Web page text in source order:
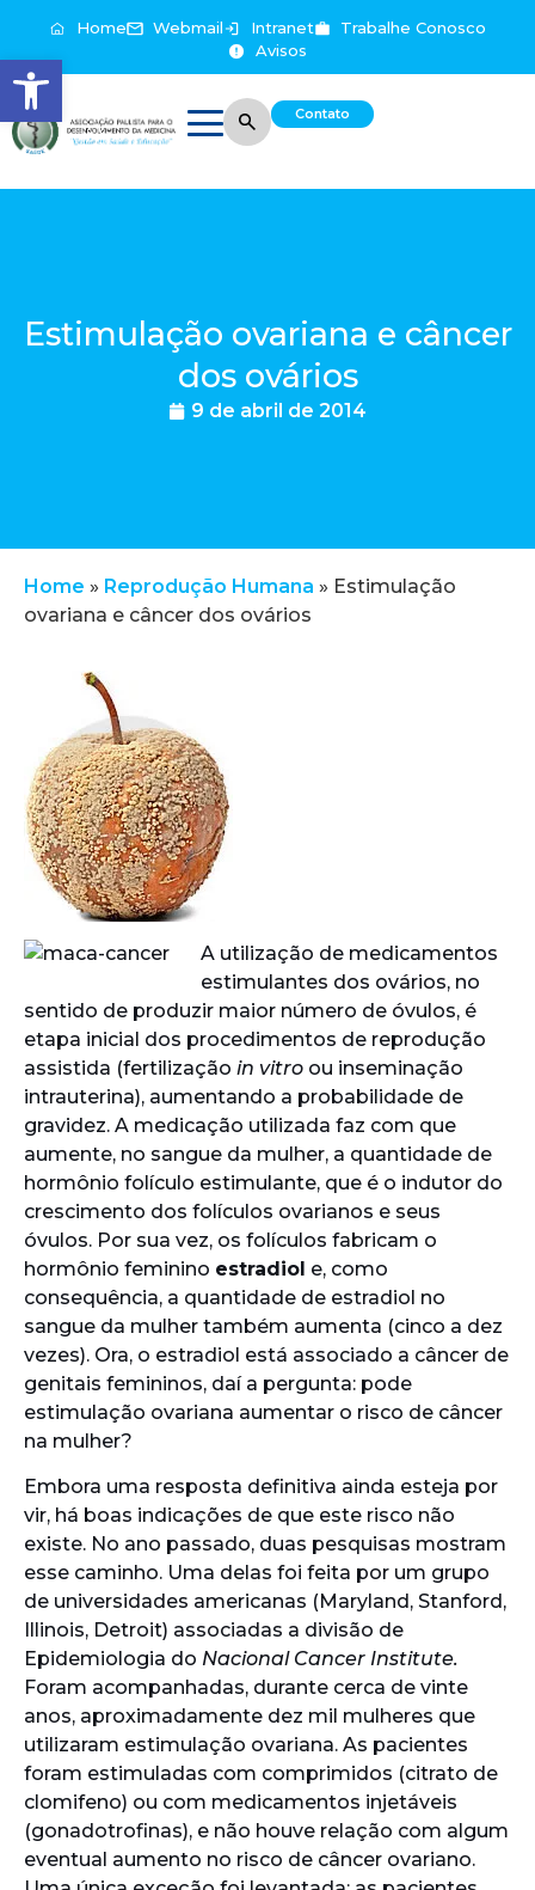
Abrir a barra de ferramentas
Home Webmail Intranet
Trabalhe Conosco
Avisos
Contato
Estimulação ovariana e câncer
dos ovários
9 de abril de 2014
Home » Reprodução Humana » Estimulação
ovariana e câncer dos ovários
A utilização de medicamentos
estimulantes dos ovários, no
sentido de produzir maior número de óvulos, é
etapa inicial dos procedimentos de reprodução
assistida (fertilização in vitro ou inseminação
intrauterina), aumentando a probabilidade de
gravidez. A medicação utilizada faz com que
aumente, no sangue da mulher, a quantidade de
hormônio folículo estimulante, que é o indutor do
crescimento dos folículos ovarianos e seus
óvulos. Por sua vez, os folículos fabricam o
hormônio feminino estradiol e, como
consequência, a quantidade de estradiol no
sangue da mulher também aumenta (cinco a dez
vezes). Ora, o estradiol está associado a câncer de
genitais femininos, daí a pergunta: pode
estimulação ovariana aumentar o risco de câncer
na mulher?
Embora uma resposta definitiva ainda esteja por
vir, há boas indicações de que este risco não
existe. No ano passado, duas pesquisas mostram
esse caminho. Uma delas foi feita por um grupo
de universidades americanas (Maryland, Stanford,
Illinois, Detroit) associadas a divisão de
Epidemiologia do Nacional Cancer Institute.
Foram acompanhadas, durante cerca de vinte
anos, aproximadamente dez mil mulheres que
utilizaram estimulação ovariana. As pacientes
foram estimuladas com comprimidos (citrato de
clomifeno) ou com medicamentos injetáveis
(gonadotrofinas), e não houve relação com algum
eventual aumento no risco de câncer ovariano.